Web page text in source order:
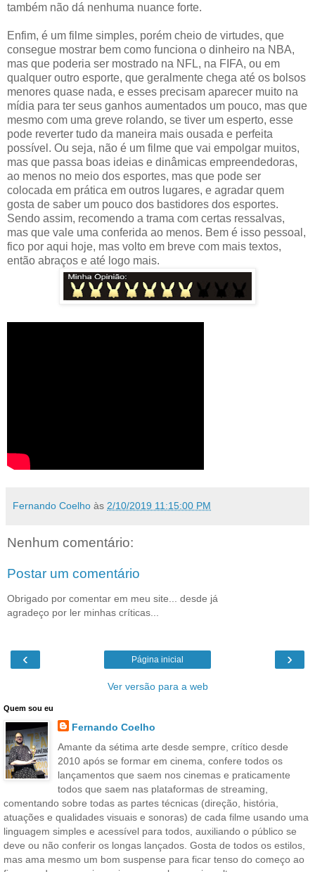
também não dá nenhuma nuance forte.
Enfim, é um filme simples, porém cheio de virtudes, que
consegue mostrar bem como funciona o dinheiro na NBA,
mas que poderia ser mostrado na NFL, na FIFA, ou em
qualquer outro esporte, que geralmente chega até os bolsos
menores quase nada, e esses precisam aparecer muito na
mídia para ter seus ganhos aumentados um pouco, mas que
mesmo com uma greve rolando, se tiver um esperto, esse
pode reverter tudo da maneira mais ousada e perfeita
possível. Ou seja, não é um filme que vai empolgar muitos,
mas que passa boas ideias e dinâmicas empreendedoras,
ao menos no meio dos esportes, mas que pode ser
colocada em prática em outros lugares, e agradar quem
gosta de saber um pouco dos bastidores dos esportes.
Sendo assim, recomendo a trama com certas ressalvas,
mas que vale uma conferida ao menos. Bem é isso pessoal,
fico por aqui hoje, mas volto em breve com mais textos,
então abraços e até logo mais.
Fernando Coelho às 2/10/2019 11:15:00 PM
Nenhum comentário:
Postar um comentário
Obrigado por comentar em meu site... desde já
agradeço por ler minhas críticas...
‹ ›
Página inicial
Ver versão para a web
Quem sou eu
Fernando Coelho
Amante da sétima arte desde sempre, crítico desde
2010 após se formar em cinema, confere todos os
lançamentos que saem nos cinemas e praticamente
todos que saem nas plataformas de streaming,
comentando sobre todas as partes técnicas (direção, história,
atuações e qualidades visuais e sonoras) de cada filme usando uma
linguagem simples e acessível para todos, auxiliando o público se
deve ou não conferir os longas lançados. Gosta de todos os estilos,
mas ama mesmo um bom suspense para ficar tenso do começo ao